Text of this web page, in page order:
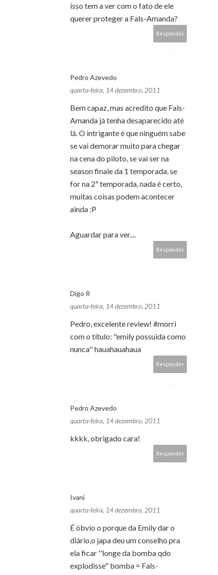
isso tem a ver com o fato de ele
querer proteger a Fals-Amanda?
Responder
Pedro Azevedo
quarta-feira, 14 dezembro, 2011
Bem capaz, mas acredito que Fals-
Amanda já tenha desaparecido até
lá. O intrigante é que ninguém sabe
se vai demorar muito para chegar
na cena do piloto, se vai ser na
season finale da 1 temporada, se
for na 2ª temporada, nada é certo,
muitas coisas podem acontecer
ainda :P
Aguardar para ver....
Responder
Digo R
quarta-feira, 14 dezembro, 2011
Pedro, excelente review! #morri
com o título: "emily possuida como
nunca'' hauahauahaua
Responder
Pedro Azevedo
quarta-feira, 14 dezembro, 2011
kkkk, obrigado cara!
Responder
Ivani
quarta-feira, 14 dezembro, 2011
É óbvio o porque da Emily dar o
diário,o japa deu um conselho pra
ela ficar ''longe da bomba qdo
explodisse" bomba = Fals-